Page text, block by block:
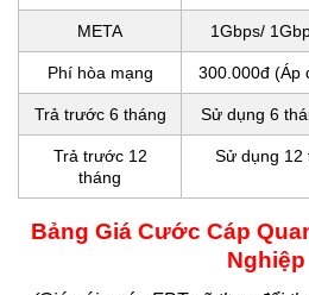
META 1Gbps/
Phí hòa mạng 300.000đ (Áp
Trả trước 6 tháng Sử dụng 6
Trả trước 12
tháng
Sử dụng 12
Bảng Giá Cước Cáp
Nghiệp